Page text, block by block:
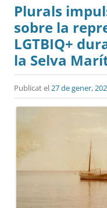
Plurals
sobre la
LGTBIQ+
la Selva
Publicat el27 de gener,